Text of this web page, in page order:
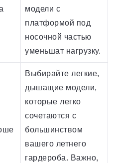
модели с
платформой под
носочной частью
уменьшат нагрузку.
Выбирайте легкие,
дышащие модели,
которые легко
сочетаются с
большинством
вашего летнего
гардероба. Важно,